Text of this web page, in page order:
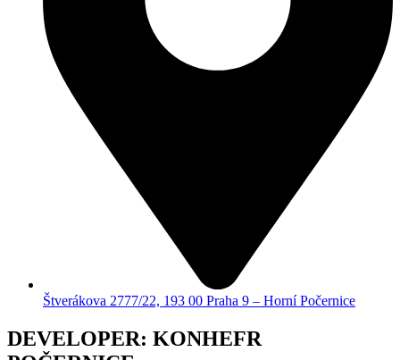
Štverákova 2777/22, 193 00 Praha 9 – Horní Počernice
DEVELOPER: KONHEFR